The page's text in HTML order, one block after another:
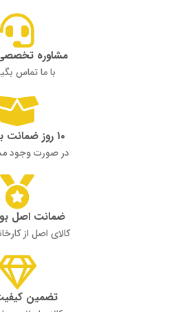
مشاوره
با ما تماس
۱۰ روز ضمانت بازگشت
در صورت وجود
ضمانت اصل
کالای اصل از
تضمین